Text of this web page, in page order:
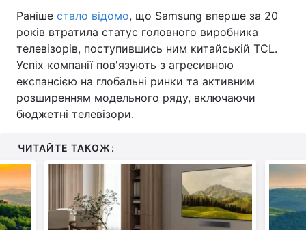
Раніше стало відомо, що Samsung вперше за 20
років втратила статус головного виробника
телевізорів, поступившись ним китайській TCL.
Успіх компанії пов'язують з агресивною
експансією на глобальні ринки та активним
розширенням модельного ряду, включаючи
бюджетні телевізори.
ЧИТАЙТЕ ТАКОЖ: